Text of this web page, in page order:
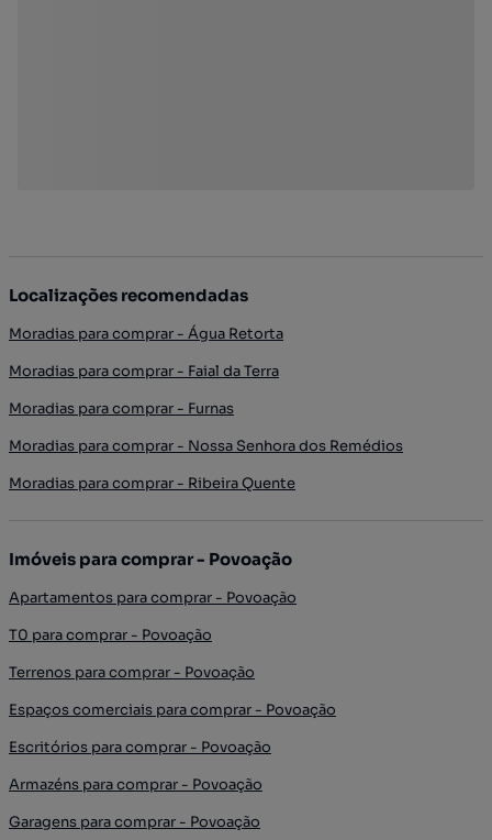
Localizações recomendadas
Moradias para comprar - Água Retorta
Moradias para comprar - Faial da Terra
Moradias para comprar - Furnas
Moradias para comprar - Nossa Senhora dos Remédios
Moradias para comprar - Ribeira Quente
Imóveis para comprar - Povoação
Apartamentos para comprar - Povoação
T0 para comprar - Povoação
Terrenos para comprar - Povoação
Espaços comerciais para comprar - Povoação
Escritórios para comprar - Povoação
Armazéns para comprar - Povoação
Garagens para comprar - Povoação